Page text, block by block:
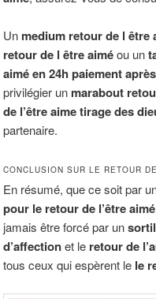
Un medium retour de l être
retour de l être aiméou un
aimé en 24h paiement
privilégier un marabout
de l’être aime tirage des
partenaire.
CONCLUSION SUR LE RETOUR DE
En résumé, que ce soit par
pour le retour de l’être aimé
jamais être forcé par un
d’affectionet le retour de
tous ceux qui espèrent le le